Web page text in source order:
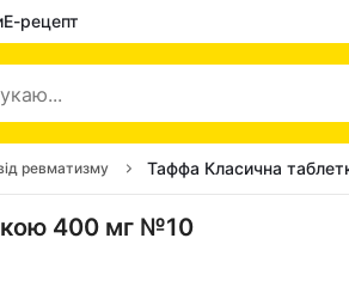
Е-рецепт
ревматизму Таффа Класична
400 мг №10